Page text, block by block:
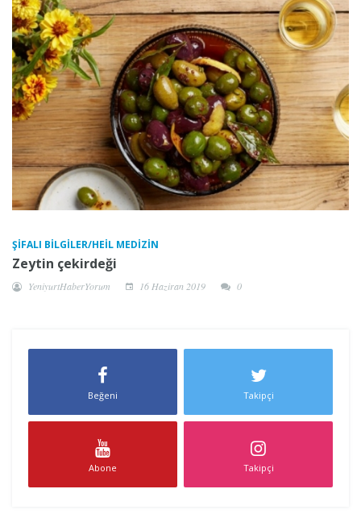
ŞIFALI BILGILER/HEIL MEDIZIN
Zeytin çekirdeği
YeniyurtHaberYorum 16 Haziran 2019 0
Beğeni Takipçi
Abone Takipçi